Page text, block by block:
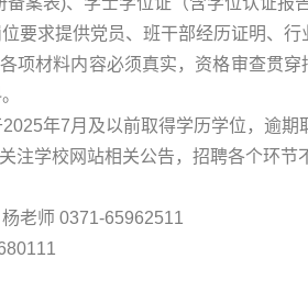
要求提供党员、班干部经历证明、
项材料内容必须真实，资格审查贯
年7月及以前取得学历学位，逾期
注学校网站相关公告，招聘各个环节
老师 0371-65962511